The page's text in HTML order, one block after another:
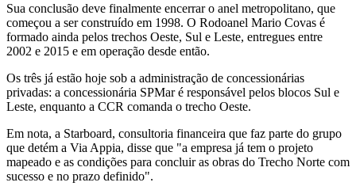
Sua conclusão deve finalmente encerrar o anel metropolitano, que
começou a ser construído em 1998. O Rodoanel Mario Covas é
formado ainda pelos trechos Oeste, Sul e Leste, entregues entre
2002 e 2015 e em operação desde então.
Os três já estão hoje sob a administração de concessionárias
privadas: a concessionária SPMar é responsável pelos blocos Sul e
Leste, enquanto a CCR comanda o trecho Oeste.
Em nota, a Starboard, consultoria financeira que faz parte do grupo
que detém a Via Appia, disse que "a empresa já tem o projeto
mapeado e as condições para concluir as obras do Trecho Norte com
sucesso e no prazo definido".